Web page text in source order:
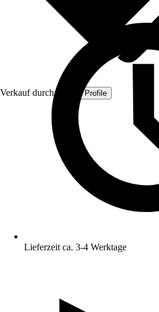
Verkauf durch: Quest Profile
Lieferzeit ca. 3-4 Werktage